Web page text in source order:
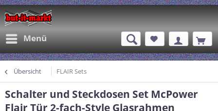
Menü
Übersicht FLAIR Sets
Schalter und Steckdosen Set McPower
Flair Tür 2-fach-Style Glasrahmen